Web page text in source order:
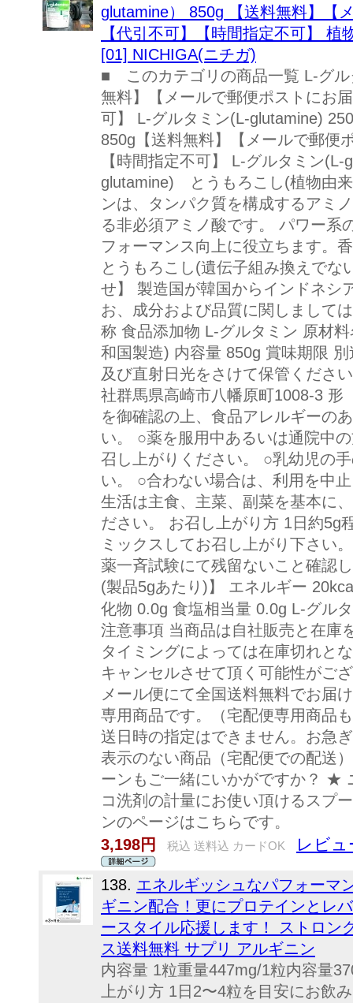
glutamine） 850g 【送料無料】【
【代引不可】【時間指定不可】
[01] NICHIGA(ニチガ)
■ このカテゴリの商品一覧 L-グル
無料】【メールで郵便ポストにお
可】 L-グルタミン(L-glutamine)
850g【送料無料】【メールで郵便
【時間指定不可】 L-グルタミン
glutamine) とうもろこし(植物由
ンは、タンパク質を構成するアミ
る非必須アミノ酸です。 パワー系
フォーマンス向上に役立ちます。
とうもろこし(遺伝子組み換えでな
せ】 製造国が韓国からインドネシ
お、成分および品質に関しまし
称 食品添加物 L-グルタミン 原材
和国製造) 内容量 850g 賞味期限
及び直射日光をさけて保管くださ
社群馬県高崎市八幡原町1008-3
を御確認の上、食品アレルギーの
い。 ○薬を服用中あるいは通院中
召し上がりください。 ○乳幼児の
い。 ○合わない場合は、利用を中
生活は主食、主菜、副菜を基本に
ださい。 お召し上がり方 1日約5g
ミックスしてお召し上がり下さい
薬一斉試験にて残留ないこと確認
(製品5gあたり)】 エネルギー
化物 0.0g 食塩相当量 0.0g L-グル
注意事項 当商品は自社販売と在庫
タイミングによっては在庫切れと
キャンセルさせて頂く可能性がご
メール便にて全国送料無料でお届
専用商品です。（宅配便専用商品
送日時の指定はできません。お急
表示のない商品（宅配便での配送
ーンもご一緒にいかがですか？ ★
コ洗剤の計量にお使い頂けるスプ
ンのページはこちらです。
3,198円
税込 送料込 カードOK レビュ
138. エネルギッシュなパフォーマ
ギニン配合！更にプロテインとレ
ースタイル応援します！ ストロン
ス送料無料 サプリ アルギニン
内容量 1粒重量447mg/1粒内容
上がり方 1日2〜4粒を目安にお飲